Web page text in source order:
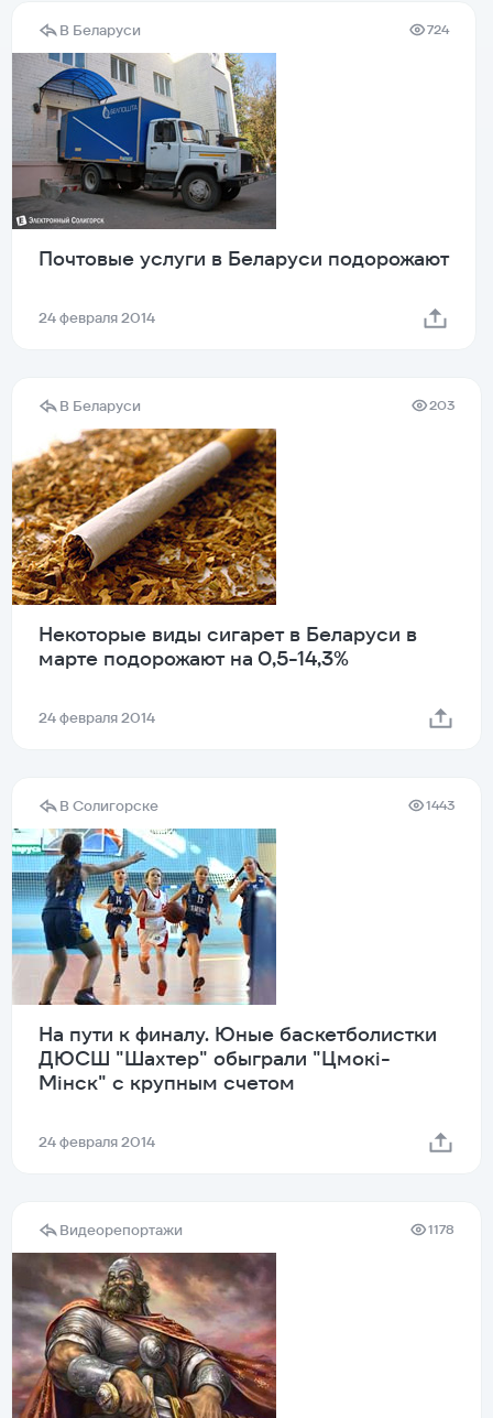
В Беларуси 724
Почтовые услуги в Беларуси подорожают
24 февраля 2014
В Беларуси 203
Некоторые виды сигарет в Беларуси в
марте подорожают на 0,5-14,3%
24 февраля 2014
В Солигорске 1443
На пути к финалу. Юные баскетболистки
ДЮСШ "Шахтер" обыграли "Цмокi-
Мiнск" с крупным счетом
24 февраля 2014
Видеорепортажи 1178